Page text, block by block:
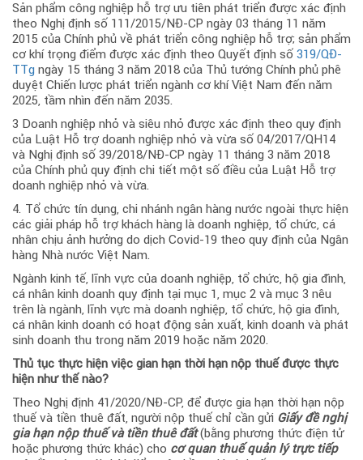
Sản phẩm công nghiệp hỗ trợ ưu tiên phát triển được xác định
theo Nghị định số 111/2015/NĐ-CP ngày 03 tháng 11 năm
2015 của Chính phủ về phát triển công nghiệp hỗ trợ; sản phẩm
cơ khí trọng điểm được xác định theo Quyết định số 319/QĐ-
TTg ngày 15 tháng 3 năm 2018 của Thủ tướng Chính phủ phê
duyệt Chiến lược phát triển ngành cơ khí Việt Nam đến năm
2025, tầm nhìn đến năm 2035.
3 Doanh nghiệp nhỏ và siêu nhỏ được xác định theo quy định
của Luật Hỗ trợ doanh nghiệp nhỏ và vừa số 04/2017/QH14
và Nghị định số 39/2018/NĐ-CP ngày 11 tháng 3 năm 2018
của Chính phủ quy định chi tiết một số điều của Luật Hỗ trợ
doanh nghiệp nhỏ và vừa.
4. Tổ chức tín dụng, chi nhánh ngân hàng nước ngoài thực hiện
các giải pháp hỗ trợ khách hàng là doanh nghiệp, tổ chức, cá
nhân chịu ảnh hưởng do dịch Covid-19 theo quy định của Ngân
hàng Nhà nước Việt Nam.
Ngành kinh tế, lĩnh vực của doanh nghiệp, tổ chức, hộ gia đình,
cá nhân kinh doanh quy định tại mục 1, mục 2 và mục 3 nêu
trên là ngành, lĩnh vực mà doanh nghiệp, tổ chức, hộ gia đình,
cá nhân kinh doanh có hoạt động sản xuất, kinh doanh và phát
sinh doanh thu trong năm 2019 hoặc năm 2020.
Thủ tục thực hiện việc gian hạn thời hạn nộp thuế được thực
hiện như thế nào?
Theo Nghị định 41/2020/NĐ-CP, để được gia hạn thời hạn nộp
thuế và tiền thuê đất, người nộp thuế chỉ cần gửi Giấy đề nghị
gia hạn nộp thuế và tiền thuê đất(bằng phương thức điện tử
hoặc phương thức khác) cho cơ quan thuế quản lý trực tiếp